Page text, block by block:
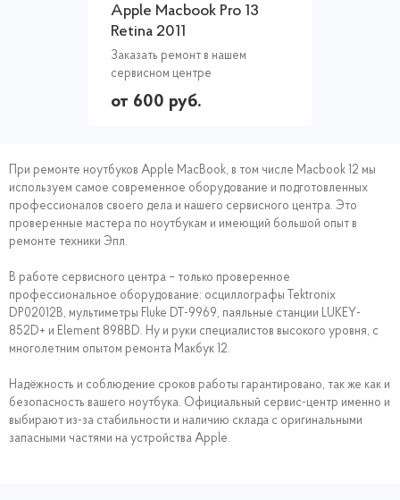
Apple Macbook Pro 13
Retina 2011
Заказать ремонт в нашем
сервисном центре
от 600 руб.
При ремонте ноутбуков Apple MacBook, в том числе Macbook 12 мы
используем самое современное оборудование и подготовленных
профессионалов своего дела и нашего сервисного центра. Это
проверенные мастера по ноутбукам и имеющий большой опыт в
ремонте техники Эпл.
В работе сервисного центра – только проверенное
профессиональное оборудование: осциллографы Tektronix
DP02012B, мультиметры Fluke DT-9969, паяльные станции LUKEY-
852D+ и Element 898BD. Ну и руки специалистов высокого уровня, с
многолетним опытом ремонта Макбук 12.
Надёжность и соблюдение сроков работы гарантировано, так же как и
безопасность вашего ноутбука. Официальный сервис-центр именно и
выбирают из-за стабильности и наличию склада с оригинальными
запасными частями на устройства Apple.